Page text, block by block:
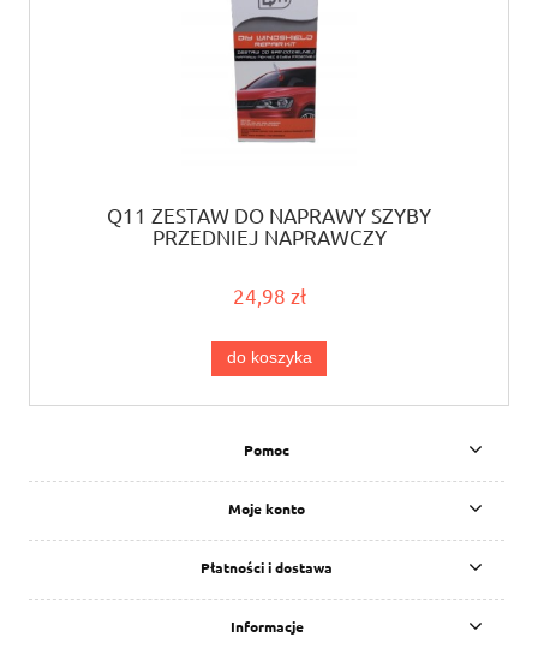
Q11 ZESTAW DO NAPRAWY SZYBY
PRZEDNIEJ NAPRAWCZY
24,98 zł
do koszyka
Pomoc
Moje konto
Płatności i dostawa
Informacje